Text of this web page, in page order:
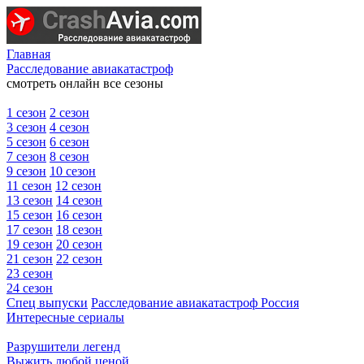
Главная
Расследование авиакатастроф
смотреть онлайн все сезоны
1 сезон 2 сезон
3 сезон 4 сезон
5 сезон 6 сезон
7 сезон 8 сезон
9 сезон 10 сезон
11 сезон 12 сезон
13 сезон 14 сезон
15 сезон 16 сезон
17 сезон 18 сезон
19 сезон 20 сезон
21 сезон 22 сезон
23 сезон
24 сезон
Спец выпуски Расследование авиакатастроф Россия
Интересные сериалы
Разрушители легенд
Выжить любой ценой